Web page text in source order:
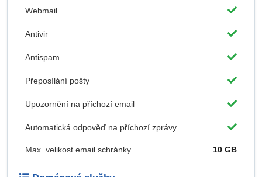
Webmail
Antivir
Antispam
Přeposílání pošty
Upozornění na příchozí email
Automatická odpověď na příchozí zprávy
Max. velikost email schránky 10 GB